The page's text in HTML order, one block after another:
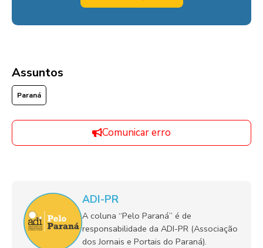
Assuntos
Paraná
Comunicar erro
ADI-PR
A coluna “Pelo Paraná” é de
responsabilidade da ADI-PR (Associação
dos Jornais e Portais do Paraná).